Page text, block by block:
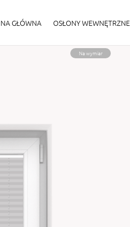
GŁÓWNA OSŁONY WEWNĘTRZNE
Na wymiar